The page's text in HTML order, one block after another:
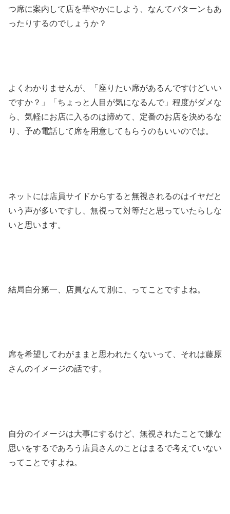
つ席に案内して店を華やかにしよう、なんてパターンもあ
ったりするのでしょうか？
よくわかりませんが、「座りたい席があるんですけどいい
ですか？」「ちょっと人目が気になるんで」程度がダメな
ら、気軽にお店に入るのは諦めて、定番のお店を決めるな
り、予め電話して席を用意してもらうのもいいのでは。
ネットには店員サイドからすると無視されるのはイヤだと
いう声が多いですし、無視って対等だと思っていたらしな
いと思います。
結局自分第一、店員なんて別に、ってことですよね。
席を希望してわがままと思われたくないって、それは藤原
さんのイメージの話です。
自分のイメージは大事にするけど、無視されたことで嫌な
思いをするであろう店員さんのことはまるで考えていない
ってことですよね。